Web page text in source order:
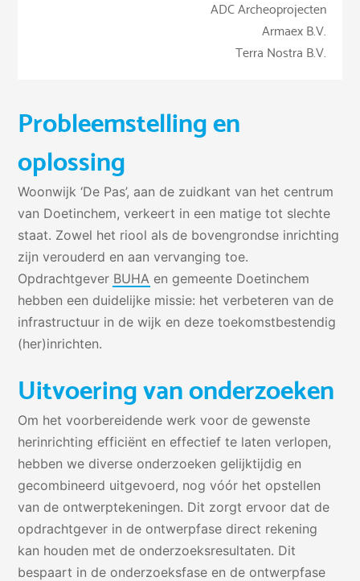
ADC Archeoprojecten
Armaex B.V.
Terra Nostra B.V.
Probleemstelling en
oplossing
Woonwijk ‘De Pas’, aan de zuidkant van het centrum
van Doetinchem, verkeert in een matige tot slechte
staat. Zowel het riool als de bovengrondse inrichting
zijn verouderd en aan vervanging toe.
Opdrachtgever BUHA en gemeente Doetinchem
hebben een duidelijke missie: het verbeteren van de
infrastructuur in de wijk en deze toekomstbestendig
(her)inrichten.
Uitvoering van onderzoeken
Om het voorbereidende werk voor de gewenste
herinrichting efficiënt en effectief te laten verlopen,
hebben we diverse onderzoeken gelijktijdig en
gecombineerd uitgevoerd, nog vóór het opstellen
van de ontwerptekeningen. Dit zorgt ervoor dat de
opdrachtgever in de ontwerpfase direct rekening
kan houden met de onderzoeksresultaten. Dit
bespaart in de onderzoeksfase en de ontwerpfase